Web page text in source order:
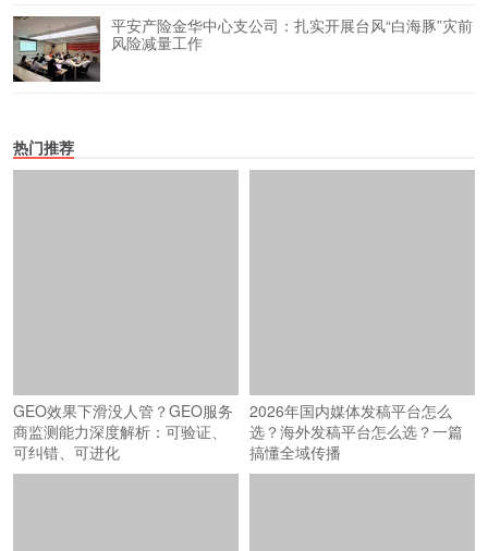
平安产险金华中心支公司：扎实开展台风“白海豚”灾前
风险减量工作
热门推荐
GEO效果下滑没人管？GEO服务
商监测能力深度解析：可验证、
可纠错、可进化
2026年国内媒体发稿平台怎么
选？海外发稿平台怎么选？一篇
搞懂全域传播